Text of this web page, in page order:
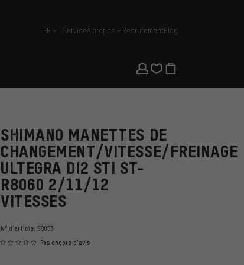
français
FR ServiceÀ propos RecrutementBlog
SHIMANO MANETTES DE
CHANGEMENT/VITESSE/FREINAGE
ULTEGRA DI2 STI ST-
R8060 2/11/12
VITESSES
N° d'article: 58053
Pas encore d'avis